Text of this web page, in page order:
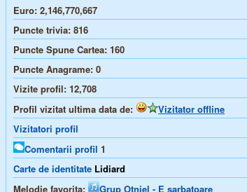
Euro: 2,146,770,667
Puncte trivia: 816
Puncte Spune Cartea: 160
Puncte Anagrame: 0
Vizite profil: 12,708
Profil vizitat ultima data de:
Vizitator offline
Vizitatori profil
Comentarii profil 1
Carte de identitate Lidiard
Melodie favorita:
Grup Otniel - E sarbatoare